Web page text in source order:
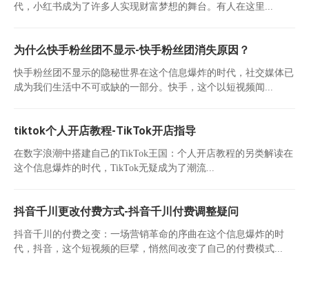
代，小红书成为了许多人实现财富梦想的舞台。有人在这里...
为什么快手粉丝团不显示-快手粉丝团消失原因？
快手粉丝团不显示的隐秘世界在这个信息爆炸的时代，社交媒体已
成为我们生活中不可或缺的一部分。快手，这个以短视频闻...
tiktok个人开店教程-TikTok开店指导
在数字浪潮中搭建自己的TikTok王国：个人开店教程的另类解读在
这个信息爆炸的时代，TikTok无疑成为了潮流...
抖音千川更改付费方式-抖音千川付费调整疑问
抖音千川的付费之变：一场营销革命的序曲在这个信息爆炸的时
代，抖音，这个短视频的巨擘，悄然间改变了自己的付费模式...